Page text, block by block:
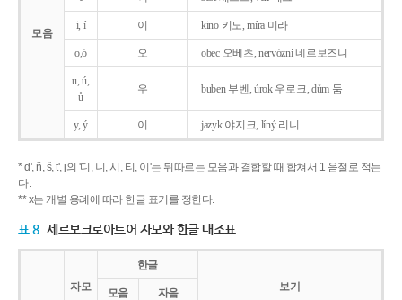
모음
i, í 이 kino 키노, míra 미라
o,ó 오 obec 오베츠, nervózni 네르보즈니
u, ú,
ů
우 buben 부벤, úrok 우로크, dům 둠
y, ý 이 jazyk야지크, líný 리니
* d', ň, š, t', j의 '디, 니, 시, 티, 이'는 뒤따르는 모음과 결합할 때 합쳐서 1 음절로 적는
다.
** x는 개별 용례에 따라 한글 표기를 정한다.
표 8 세르보크로아트어 자모와 한글 대조표
자모
한글
보기
모음
자음